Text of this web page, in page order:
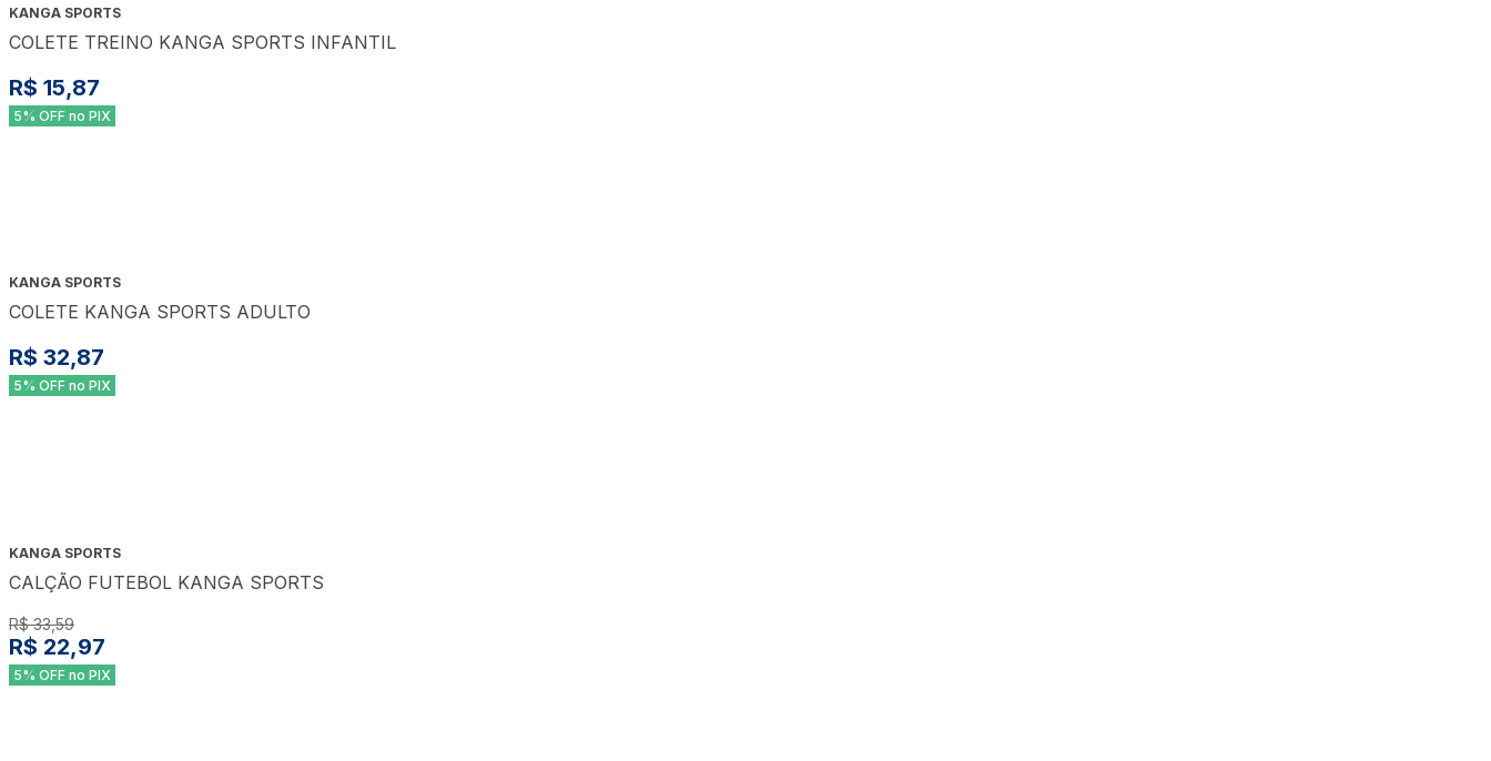
KANGA SPORTS
COLETE TREINO KANGA SPORTS INFANTIL
R$ 15,87
5% OFF no PIX
KANGA SPORTS
COLETE KANGA SPORTS ADULTO
R$ 32,87
5% OFF no PIX
KANGA SPORTS
CALÇÃO FUTEBOL KANGA SPORTS
R$ 33,59
R$ 22,97
5% OFF no PIX